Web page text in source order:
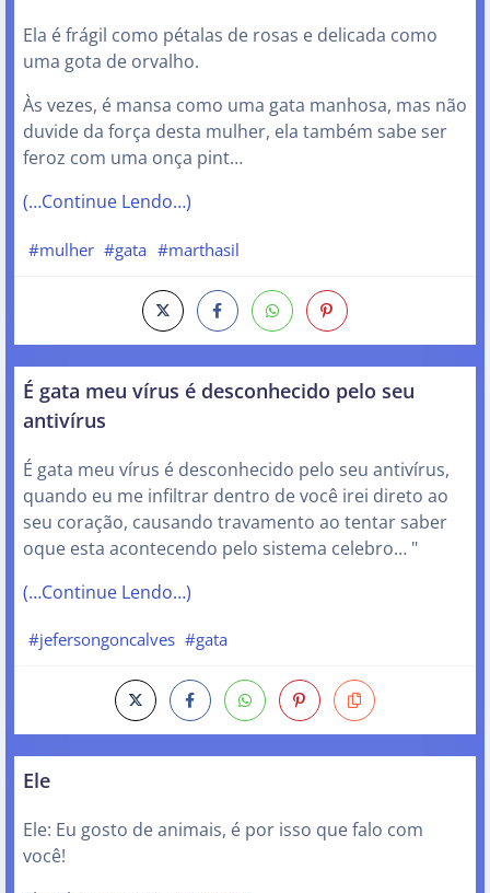
Ela é frágil como pétalas de rosas e delicada como
uma gota de orvalho.
Às vezes, é mansa como uma gata manhosa, mas não
duvide da força desta mulher, ela também sabe ser
feroz com uma onça pint…
(…Continue Lendo…)
#mulher #gata #marthasil
É gata meu vírus é desconhecido pelo seu
antivírus
É gata meu vírus é desconhecido pelo seu antivírus,
quando eu me infiltrar dentro de você irei direto ao
seu coração, causando travamento ao tentar saber
oque esta acontecendo pelo sistema celebro… "
(…Continue Lendo…)
#jefersongoncalves #gata
Ele
Ele: Eu gosto de animais, é por isso que falo com
você!